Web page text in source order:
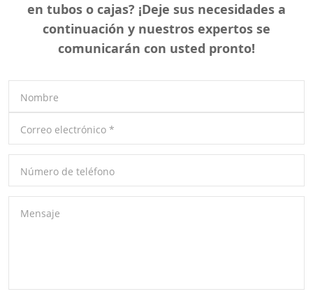
en tubos o cajas? ¡Deje sus necesidades a
continuación y nuestros expertos se
comunicarán con usted pronto!
Nombre
Correo electrónico *
Número de teléfono
Mensaje